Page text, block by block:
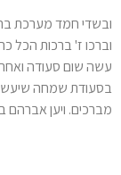
ובשדי חמד מערכת
וברכו ז' ברכות הכל
עשה שום סעודה
בסעודת שמחה שיעשו
מברכים. ויען אברהם